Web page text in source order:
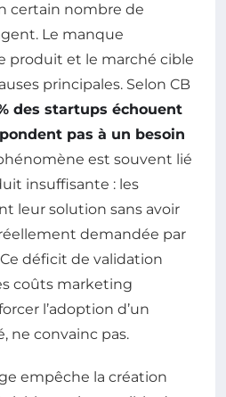
certain nombre de
Le manque
produit et le marché cible
principales. Selon CB
des startups échouent
pas à un besoin
est souvent lié
insuffisante : les
leur solution sans avoir
demandée par
déficit de validation
coûts marketing
l’adoption d’un
ne convainc pas.
empêche la création